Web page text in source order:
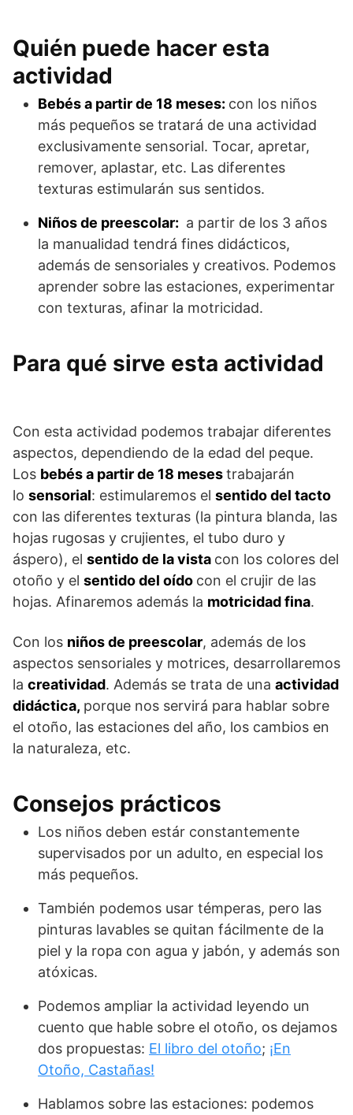
Quién puede hacer esta
actividad
Bebés a partir de 18 meses: con los niños
más pequeños se tratará de una actividad
exclusivamente sensorial. Tocar, apretar,
remover, aplastar, etc. Las diferentes
texturas estimularán sus sentidos.
Niños de preescolar: a partir de los 3 años
la manualidad tendrá fines didácticos,
además de sensoriales y creativos. Podemos
aprender sobre las estaciones, experimentar
con texturas, afinar la motricidad.
Para qué sirve esta actividad
Con esta actividad podemos trabajar diferentes
aspectos, dependiendo de la edad del peque.
Los bebés a partir de 18 mesestrabajarán
lo sensorial: estimularemos el sentido del tacto
con las diferentes texturas (la pintura blanda, las
hojas rugosas y crujientes, el tubo duro y
áspero), el sentido de la vista con los colores del
otoño y el sentido del oído con el crujir de las
hojas. Afinaremos además la motricidad fina.
Con los niños de preescolar, además de los
aspectos sensoriales y motrices, desarrollaremos
la creatividad. Además se trata de una actividad
didáctica, porque nos servirá para hablar sobre
el otoño, las estaciones del año, los cambios en
la naturaleza, etc.
Consejos prácticos
Los niños deben estár constantemente
supervisados por un adulto, en especial los
más pequeños.
También podemos usar témperas, pero las
pinturas lavables se quitan fácilmente de la
piel y la ropa con agua y jabón, y además son
atóxicas.
Podemos ampliar la actividad leyendo un
cuento que hable sobre el otoño, os dejamos
dos propuestas: El libro del otoño; ¡En
Otoño, Castañas!
Hablamos sobre las estaciones: podemos